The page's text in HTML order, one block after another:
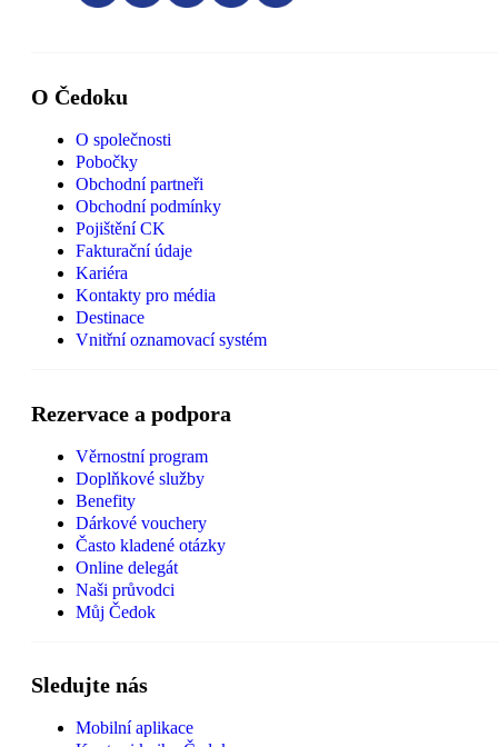
O Čedoku
O společnosti
Pobočky
Obchodní partneři
Obchodní podmínky
Pojištění CK
Fakturační údaje
Kariéra
Kontakty pro média
Destinace
Vnitřní oznamovací systém
Rezervace a podpora
Věrnostní program
Doplňkové služby
Benefity
Dárkové vouchery
Často kladené otázky
Online delegát
Naši průvodci
Můj Čedok
Sledujte nás
Mobilní aplikace